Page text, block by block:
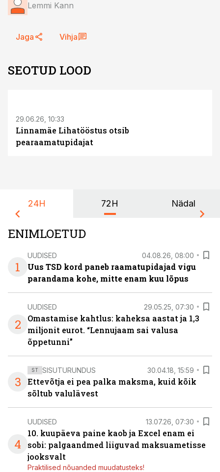
Lemmi Kann
Jaga Vihja
SEOTUD LOOD
29.06.26, 10:33
Linnamäe Lihatööstus otsib
pearaamatupidajat
24H 72H Nädal
ENIMLOETUD
1
UUDISED 04.08.26, 08:00
Uus TSD kord paneb raamatupidajad vigu
parandama kohe, mitte enam kuu lõpus
2
UUDISED 29.05.25, 07:30
Omastamise kahtlus: kaheksa aastat ja 1,3
miljonit eurot. “Lennujaam sai valusa
õppetunni”
3
ST SISUTURUNDUS 30.04.18, 15:59
Ettevõtja ei pea palka maksma, kuid kõik
sõltub valulävest
4
UUDISED 13.07.26, 07:30
10. kuupäeva paine kaob ja Excel enam ei
sobi: palgaandmed liiguvad maksuametisse
jooksvalt
Praktilised nõuanded muudatusteks!